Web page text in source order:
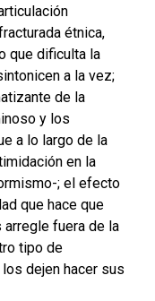
étnica,
que dificulta la
a la vez;
de la
y los
a lo largo de la
en la
; el efecto
que hace que
fuera de la
tipo de
dejen hacer sus